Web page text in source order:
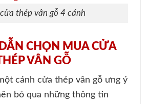
thép vân gỗ 4 cánh
CHỌN MUA CỬA
VÂN GỖ
cánh cửa thép vân gỗ ưng ý
bỏ qua những thông tin